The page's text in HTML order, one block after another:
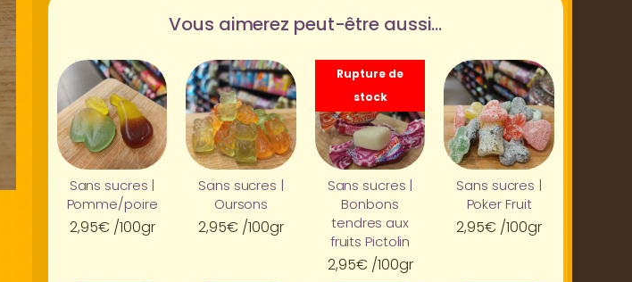
Vous aimerez peut-être aussi…
Sans sucres |
Pomme/poire
2,95€ /100gr
Sans sucres |
Oursons
2,95€ /100gr
Rupture de
stock
Sans sucres |
Bonbons
tendres aux
fruits Pictolin
2,95€ /100gr
Sans sucres |
Poker Fruit
2,95€ /100gr